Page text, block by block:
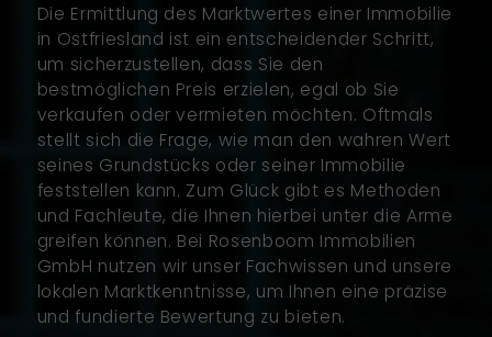
Die Ermittlung des Marktwertes einer Immobilie
in Ostfriesland ist ein entscheidender Schritt,
um sicherzustellen, dass Sie den
bestmöglichen Preis erzielen, egal ob Sie
verkaufen oder vermieten möchten. Oftmals
stellt sich die Frage, wie man den wahren Wert
seines Grundstücks oder seiner Immobilie
feststellen kann. Zum Glück gibt es Methoden
und Fachleute, die Ihnen hierbei unter die Arme
greifen können. Bei Rosenboom Immobilien
GmbH nutzen wir unser Fachwissen und unsere
lokalen Marktkenntnisse, um Ihnen eine präzise
und fundierte Bewertung zu bieten.